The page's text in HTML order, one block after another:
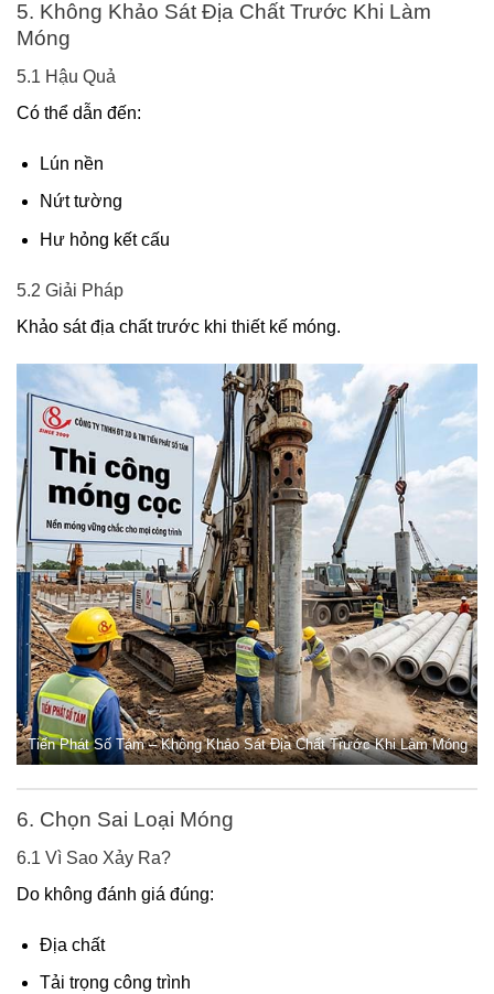
5. Không Khảo Sát Địa Chất Trước Khi Làm
Móng
5.1 Hậu Quả
Có thể dẫn đến:
Lún nền
Nứt tường
Hư hỏng kết cấu
5.2 Giải Pháp
Khảo sát địa chất trước khi thiết kế móng.
Tiến Phát Số Tám – Không Khảo Sát Địa Chất Trước Khi Làm Móng
6. Chọn Sai Loại Móng
6.1 Vì Sao Xảy Ra?
Do không đánh giá đúng:
Địa chất
Tải trọng công trình